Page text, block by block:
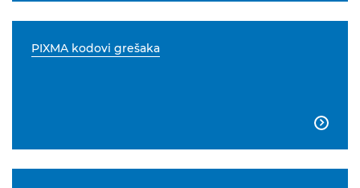
PIXMA kodovi grešaka
